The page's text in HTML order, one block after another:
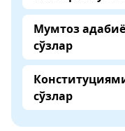
Мумтоз
сўзлар
сўзлар